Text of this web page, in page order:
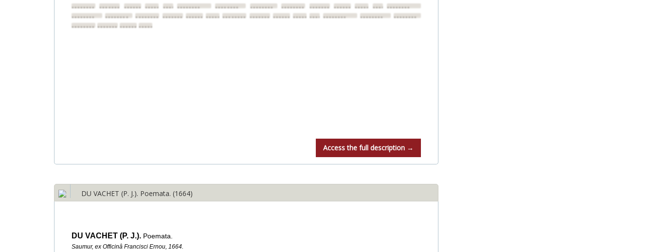
••••••••
•••••••• •••••••••••••••••••••••••••••••• •••••••• •••••••• •••••••• •••••••• ••••••••••••••••••••••••••••••••
••••••••
•••••••• •••••••• •••••••••••••••••••••••••••••••• •••••••• •••••••••••••••••••••••••••••••• ••••••••
••••••••
•••••••• ••••••••••••••••••••••••
Access the full description →
DU VACHET (P. J.). Poemata. (1664)
DU VACHET (P. J.). Poemata.
Saumur, ex Officinâ Francisci Ernou, 1664.